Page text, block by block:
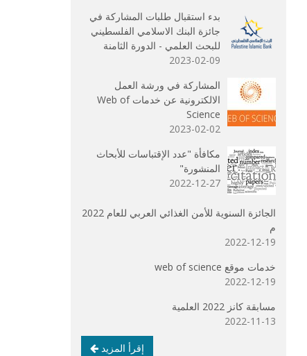
بدء استقبال طلبات المشاركة في
جائزة البنك الاسلامي الفلسطيني
للبحث العلمي - الدورة الثامنة
2023-02-09
المشاركة في ورشة العمل
الالكترونية عن خدمات Web of
Science
2023-02-02
مكافأة "عدد الإقتباسات للأبحاث
المنشورة"
2022-12-27
الجائزة السنوية للأمن الغذائي العربي للعام 2022
م
2022-12-19
خدمات موقع web of science
2022-12-19
مسابقة كانز 2022 العلمية
2022-11-13
إقرأ المزيد